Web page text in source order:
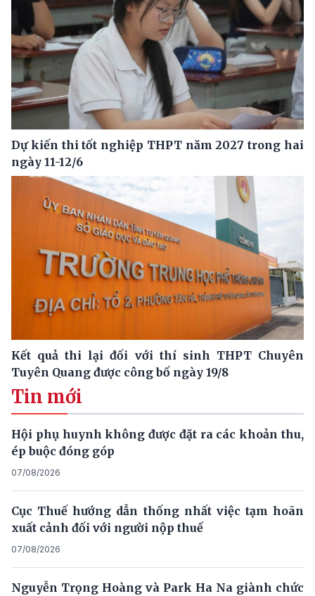
Dự kiến thi tốt nghiệp THPT năm 2027 trong hai
ngày 11-12/6
Kết quả thi lại đối với thí sinh THPT Chuyên
Tuyên Quang được công bố ngày 19/8
Tin mới
Hội phụ huynh không được đặt ra các khoản thu,
ép buộc đóng góp
07/08/2026
Cục Thuế hướng dẫn thống nhất việc tạm hoãn
xuất cảnh đối với người nộp thuế
07/08/2026
Nguyễn Trọng Hoàng và Park Ha Na giành chức